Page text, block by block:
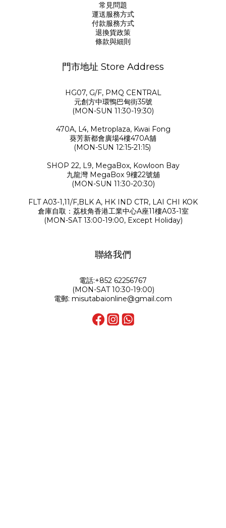
常見問題
運送服務方式
付款服務方式
退換貨政策
條款與細則
門市地址 Store Address
HG07, G/F, PMQ CENTRAL
元創方中環鴨巴甸街35號
(MON-SUN 11:30-19:30)
470A, L4, Metroplaza, Kwai Fong
葵芳新都會廣場4樓470A舖
(MON-SUN 12:15-21:15)
SHOP 22, L9, MegaBox, Kowloon Bay
九龍灣 MegaBox 9樓22號舖
(MON-SUN 11:30-20:30)
FLT A03-1,11/F,BLK A, HK IND CTR, LAI CHI KOK
倉庫自取：荔枝角香港工業中心A座11樓A03-1室
(MON-SAT 13:00-19:00, Except Holiday)
聯絡我們
電話:+852 62256767
(MON-SAT 10:30-19:00)
電郵: misutabaionline@gmail.com